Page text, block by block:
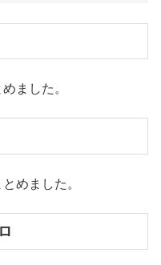
ました。
めました。